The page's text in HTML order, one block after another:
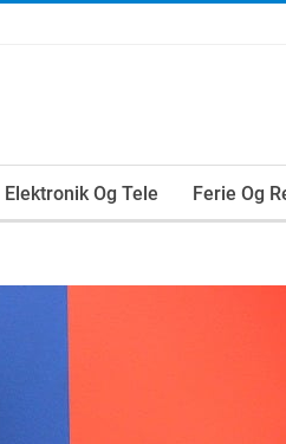
Elektronik Og Tele Ferie Og